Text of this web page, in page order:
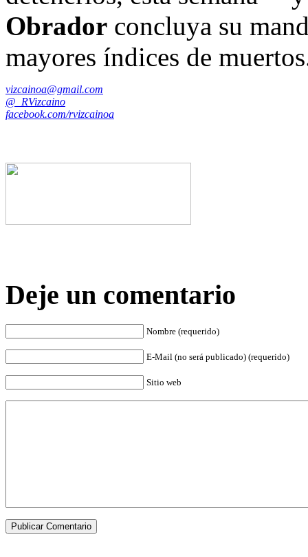
Obrador concluya su
mayores índices de
vizcainoa@gmail.com
@_RVizcaino
facebook.com/rvizcainoa
Deje un comentario
Nombre (requerido)
E-Mail (no será publicado) (requerido)
Sitio web